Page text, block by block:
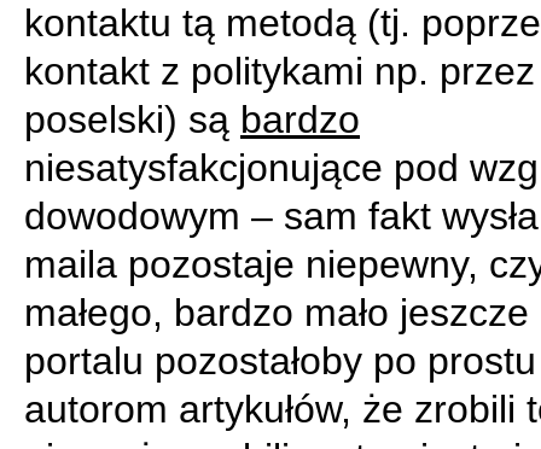
kontaktu tą metodą (tj.
kontakt z politykami np.
poselski) są bardzo
niesatysfakcjonujące pod
dowodowym – sam fakt
maila pozostaje niepewny,
małego, bardzo mało
portalu pozostałoby po
autorom artykułów, że zrobili